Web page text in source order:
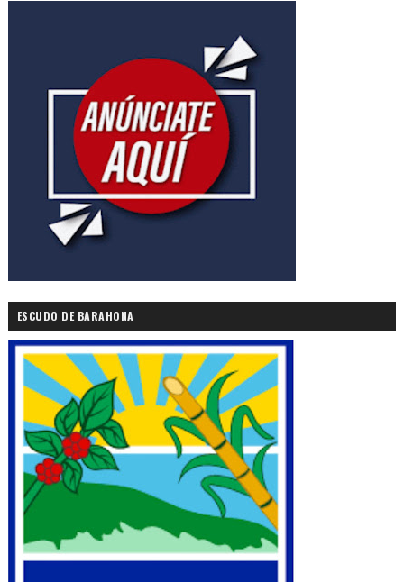
ESCUDO DE BARAHONA